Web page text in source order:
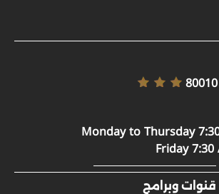
80010
Monday to Thursday
Friday
قنوات وبرامج